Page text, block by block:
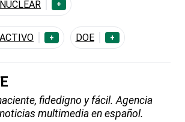
+
+ DOE +
fidedigno y fácil. Agencia
multimedia en español.